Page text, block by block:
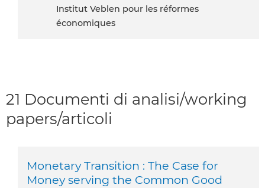
Institut Veblen pour les réformes
économiques
21 Documenti di analisi/working
papers/articoli
Monetary Transition : The Case for
Money serving the Common Good